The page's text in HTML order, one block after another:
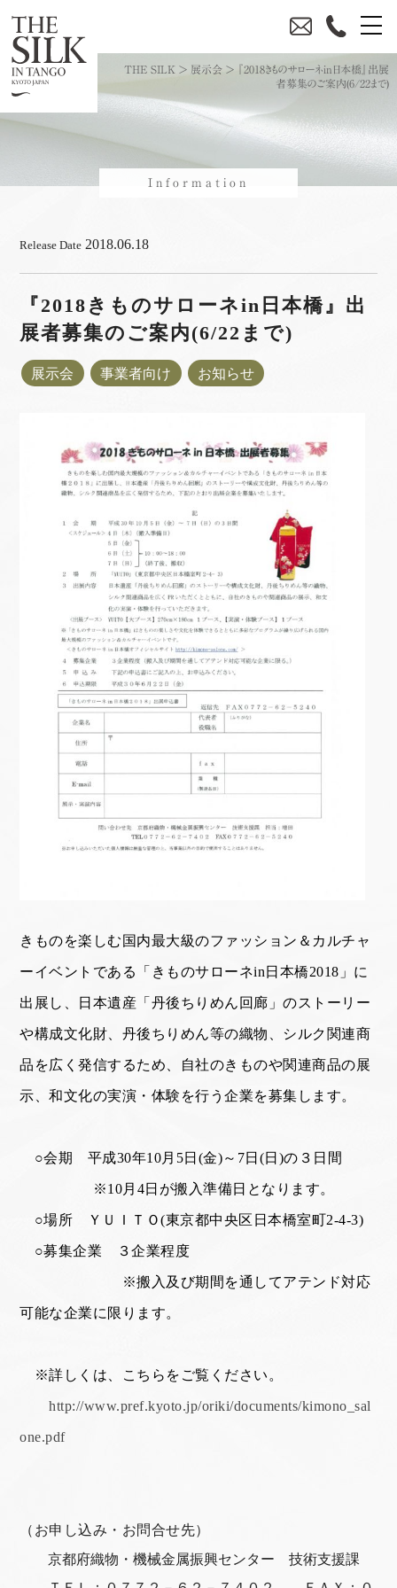
THE SILK > 展示会 >
『2018きものサローネin日本橋』出展
者募集のご案内(6/22まで)
Information
Release Date 2018.06.18
『2018きものサローネin日本橋』出
展者募集のご案内(6/22まで)
展示会 事業者向け お知らせ
きものを楽しむ国内最大級のファッション＆カルチャ
ーイベントである 「きものサローネin 日本橋2018 」に
出展し、日本遺産「丹後ちりめん回廊」のストーリー
や構成文化財、丹後ちりめん等の織物、シルク関連商
品を広く発信するため、自社のきものや関連商品の展
示、和文化の実演・体験を行う企業を募集します。
○会期 平成30年10月 5日 (金)～ 7日 (日 )の３日間
※10月 4日が搬入準備日となります。
○場所 ＹＵＩＴＯ(東京都中央区日本橋室町2-4-3)
○募集企業 ３企業程度
※搬入及び期間を通してアテンド対応
可能な企業に限ります。
※詳しくは、こちらをご覧ください。
http://www.pref.kyoto.jp/oriki/documents/kimono_sal
one.pdf
（お申し込み・お問合せ先）
京都府織物・機械金属振興センター 技術支援課